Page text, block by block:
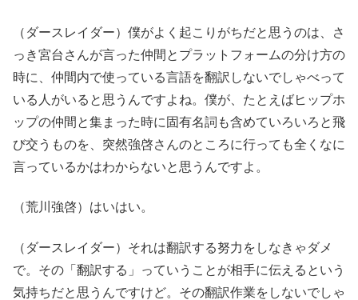
（ダースレイダー）僕がよく起こりがちだと思うのは、さ
っき宮台さんが言った仲間とプラットフォームの分け方の
時に、仲間内で使っている言語を翻訳しないでしゃべって
いる人がいると思うんですよね。僕が、たとえばヒップホ
ップの仲間と集まった時に固有名詞も含めていろいろと飛
び交うものを、突然強啓さんのところに行っても全くなに
言っているかはわからないと思うんですよ。
（荒川強啓）はいはい。
（ダースレイダー）それは翻訳する努力をしなきゃダメ
で。その「翻訳する」っていうことが相手に伝えるという
気持ちだと思うんですけど。その翻訳作業をしないでしゃ